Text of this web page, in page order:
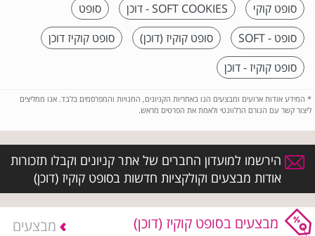
סופט קוקי
SOFT COOKIES - דוכן
סופט
סופט - SOFT
סופט קוקיז (דוכן)
סופט קוקיז דוכן
סופט קוקיז - דוכן
* המידע אודות ארועים ומבצעים הנו באחריות הקניונים, החנויות והמפרסמים בלבד. אנו ממליצים
ליצור קשר עם הגורם הרלוונטי ולאמת את הפרטים מראש.
הירשמו למועדון החברים של אתר קניונים וקבלו תזכורות
אודות מבצעים וקולקציות חדשות בסופט קוקיז (דוכן)
מבצעים בסופט קוקיז (דוכן) מבצעים